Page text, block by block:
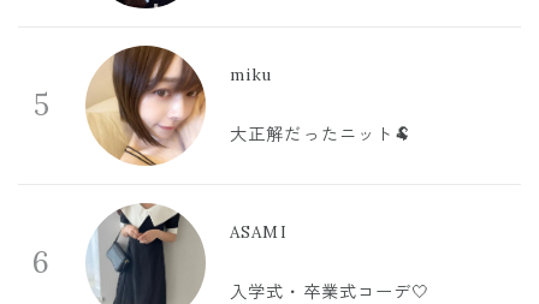
5
miku
大正解だったニット🐏
6
ASAMI
入学式・卒業式コーデ🤍